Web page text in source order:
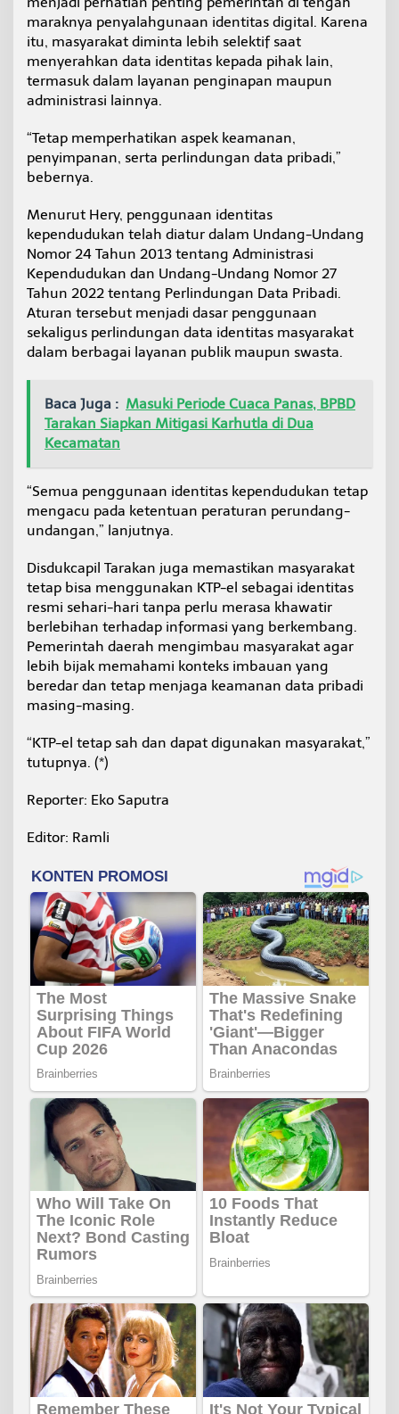
maraknya penyalahgunaan identitas digital. Karena
itu, masyarakat diminta lebih selektif saat
menyerahkan data identitas kepada pihak lain,
termasuk dalam layanan penginapan maupun
administrasi lainnya.
“Tetap memperhatikan aspek keamanan,
penyimpanan, serta perlindungan data pribadi,”
bebernya.
Menurut Hery, penggunaan identitas
kependudukan telah diatur dalam Undang-Undang
Nomor 24 Tahun 2013 tentang Administrasi
Kependudukan dan Undang-Undang Nomor 27
Tahun 2022 tentang Perlindungan Data Pribadi.
Aturan tersebut menjadi dasar penggunaan
sekaligus perlindungan data identitas masyarakat
dalam berbagai layanan publik maupun swasta.
Baca Juga : Masuki Periode Cuaca Panas, BPBD
Tarakan Siapkan Mitigasi Karhutla di Dua
Kecamatan
“Semua penggunaan identitas kependudukan tetap
mengacu pada ketentuan peraturan perundang-
undangan,” lanjutnya.
Disdukcapil Tarakan juga memastikan masyarakat
tetap bisa menggunakan KTP-el sebagai identitas
resmi sehari-hari tanpa perlu merasa khawatir
berlebihan terhadap informasi yang berkembang.
Pemerintah daerah mengimbau masyarakat agar
lebih bijak memahami konteks imbauan yang
beredar dan tetap menjaga keamanan data pribadi
masing-masing.
“KTP-el tetap sah dan dapat digunakan masyarakat,”
tutupnya. (*)
Reporter: Eko Saputra
Editor: Ramli